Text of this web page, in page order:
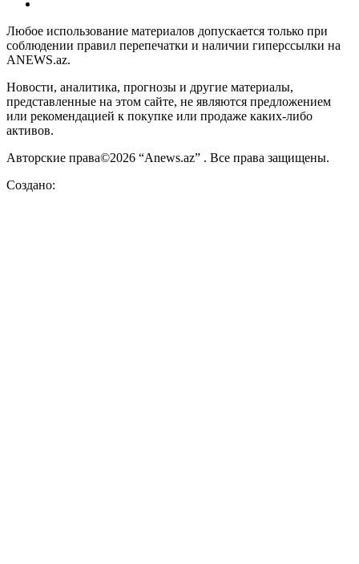
Любое использование материалов допускается только при
соблюдении правил перепечатки и наличии гиперссылки на
ANEWS.az.
Новости, аналитика, прогнозы и другие материалы,
представленные на этом сайте, не являются предложением
или рекомендацией к покупке или продаже каких-либо
активов.
Авторские права©2026 “Anews.az” . Все права защищены.
Создано: